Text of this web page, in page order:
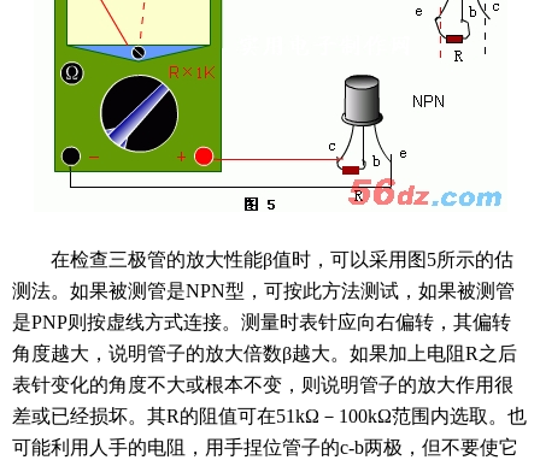
在检查三极管的放大性能β值时，可以采用图5所示的估
测法。如果被测管是NPN型，可按此方法测试，如果被测管
是PNP则按虚线方式连接。测量时表针应向右偏转，其偏转
角度越大，说明管子的放大倍数β越大。如果加上电阻R之后
表针变化的角度不大或根本不变，则说明管子的放大作用很
差或已经损坏。其R的阻值可在51kΩ－100kΩ范围内选取。也
可能利用人手的电阻，用手捏位管子的c-b两极，但不要使它